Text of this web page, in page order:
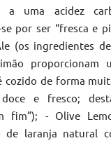
a uma acidez
por ser “fresca e
(os ingredientes
proporcionam
cozido de forma
e fresco;
fim”); - Olive
de laranja natural